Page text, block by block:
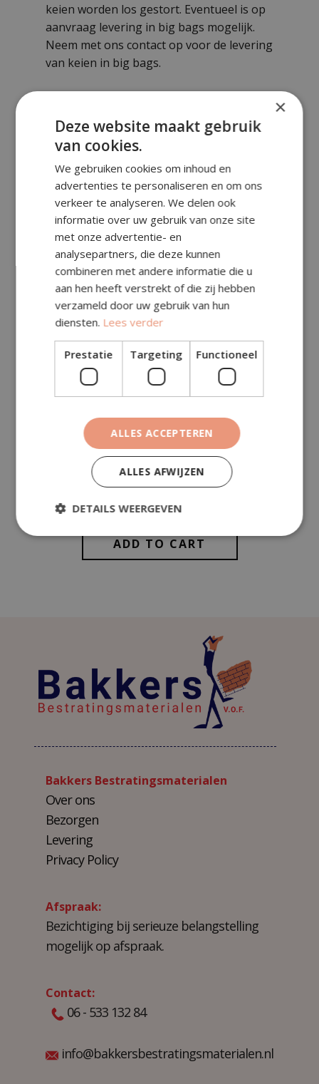
keien worden los gestort. Eventueel is op
aanvraag levering in big bags mogelijk.
Neem met ons contact op voor de levering
van keien in big bags.
Prijsberekening
Aantal m²:
Subtotaal (excl. btw)
Specificatie (in subtotaal, excl. btw):
Transportkosten (excl.
btw)
Deze kosten zitten al in het subtotaal hierboven.
Totaal (excl. btw) €202,75
BTW (21%) 42,58
Totaal (incl. btw) €245,33
ADD TO CART
Bakkers Bestratingsmaterialen
Over ons
Bezorgen
Levering
Privacy Policy
Afspraak:
Bezichtiging bij serieuze belangstelling
mogelijk op afspraak.
Contact:
06 - 533 132 84
info@bakkersbestratingsmaterialen.nl
×
Deze website maakt gebruik
van cookies.
We gebruiken cookies om inhoud en
advertenties te personaliseren en om ons
verkeer te analyseren. We delen ook
informatie over uw gebruik van onze site
met onze advertentie- en
analysepartners, die deze kunnen
combineren met andere informatie die u
aan hen heeft verstrekt of die zij hebben
verzameld door uw gebruik van hun
diensten. Lees verder
Prestatie Targeting Functioneel
ALLES ACCEPTEREN
ALLES AFWIJZEN
DETAILS WEERGEVEN